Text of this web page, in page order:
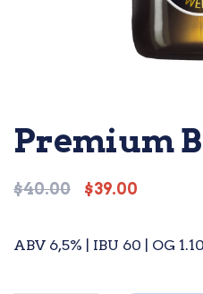
Premium
$40.00
Original
was:
$39.00
is:
ABV 6,5% | IBU 60 | OG